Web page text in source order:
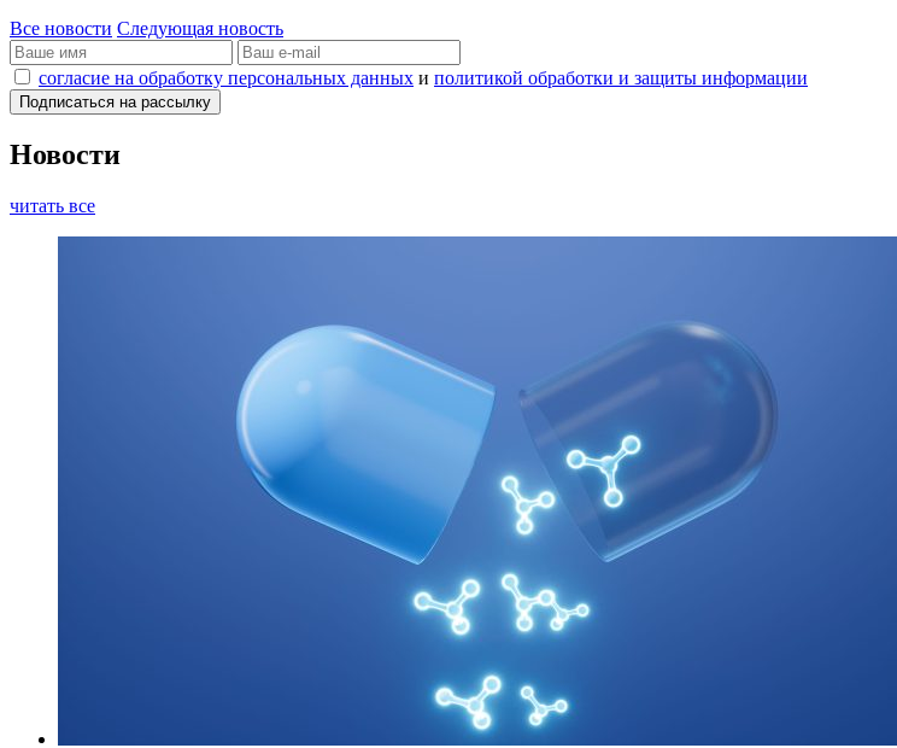
Все новости Следующая новость
согласие на обработку персональных данных и политикой обработки и защиты информации
Новости
читать все